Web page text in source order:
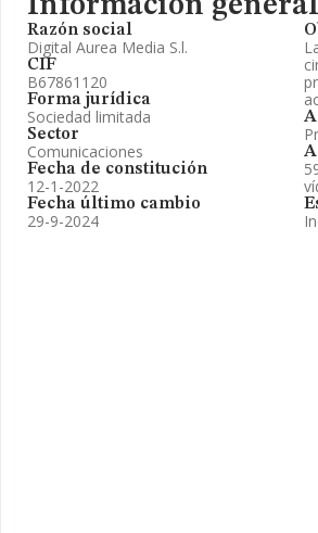
Información general
Razón social
Digital Aurea Media S.l.
CIF
B67861120
Forma jurídica
Sociedad limitada
Sector
Comunicaciones
Fecha de constitución
12-1-2022
Fecha último cambio
29-9-2024